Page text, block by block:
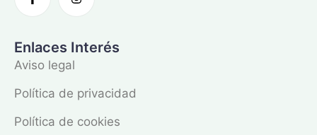
Enlaces Interés
Aviso legal
Política de privacidad
Política de cookies